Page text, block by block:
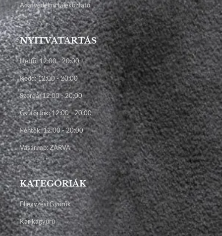
Adatvédelmi tájékoztató
NYITVATARTÁS
Hétfő: 12:00 - 20:00
Kedd: 12:00 - 20:00
Szerda: 12:00 - 20:00
Csütörtök: 12:00 - 20:00
Péntek: 12:00 - 20:00
Vasárnap: ZÁRVA
KATEGÓRIÁK
Eljegyzési Gyűrűk
Karikagyűrű